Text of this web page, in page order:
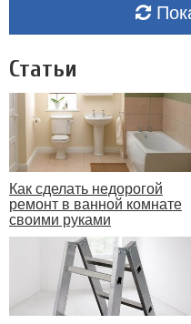
Статьи
Как сделать недорогой
ремонт в ванной комнате
своими руками